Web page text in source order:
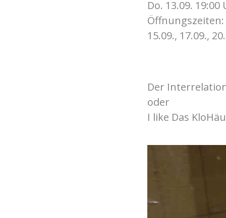
Do. 13.09.
Öffnungszeiten:
15.09., 17.09.,
Der
oder
I like Das